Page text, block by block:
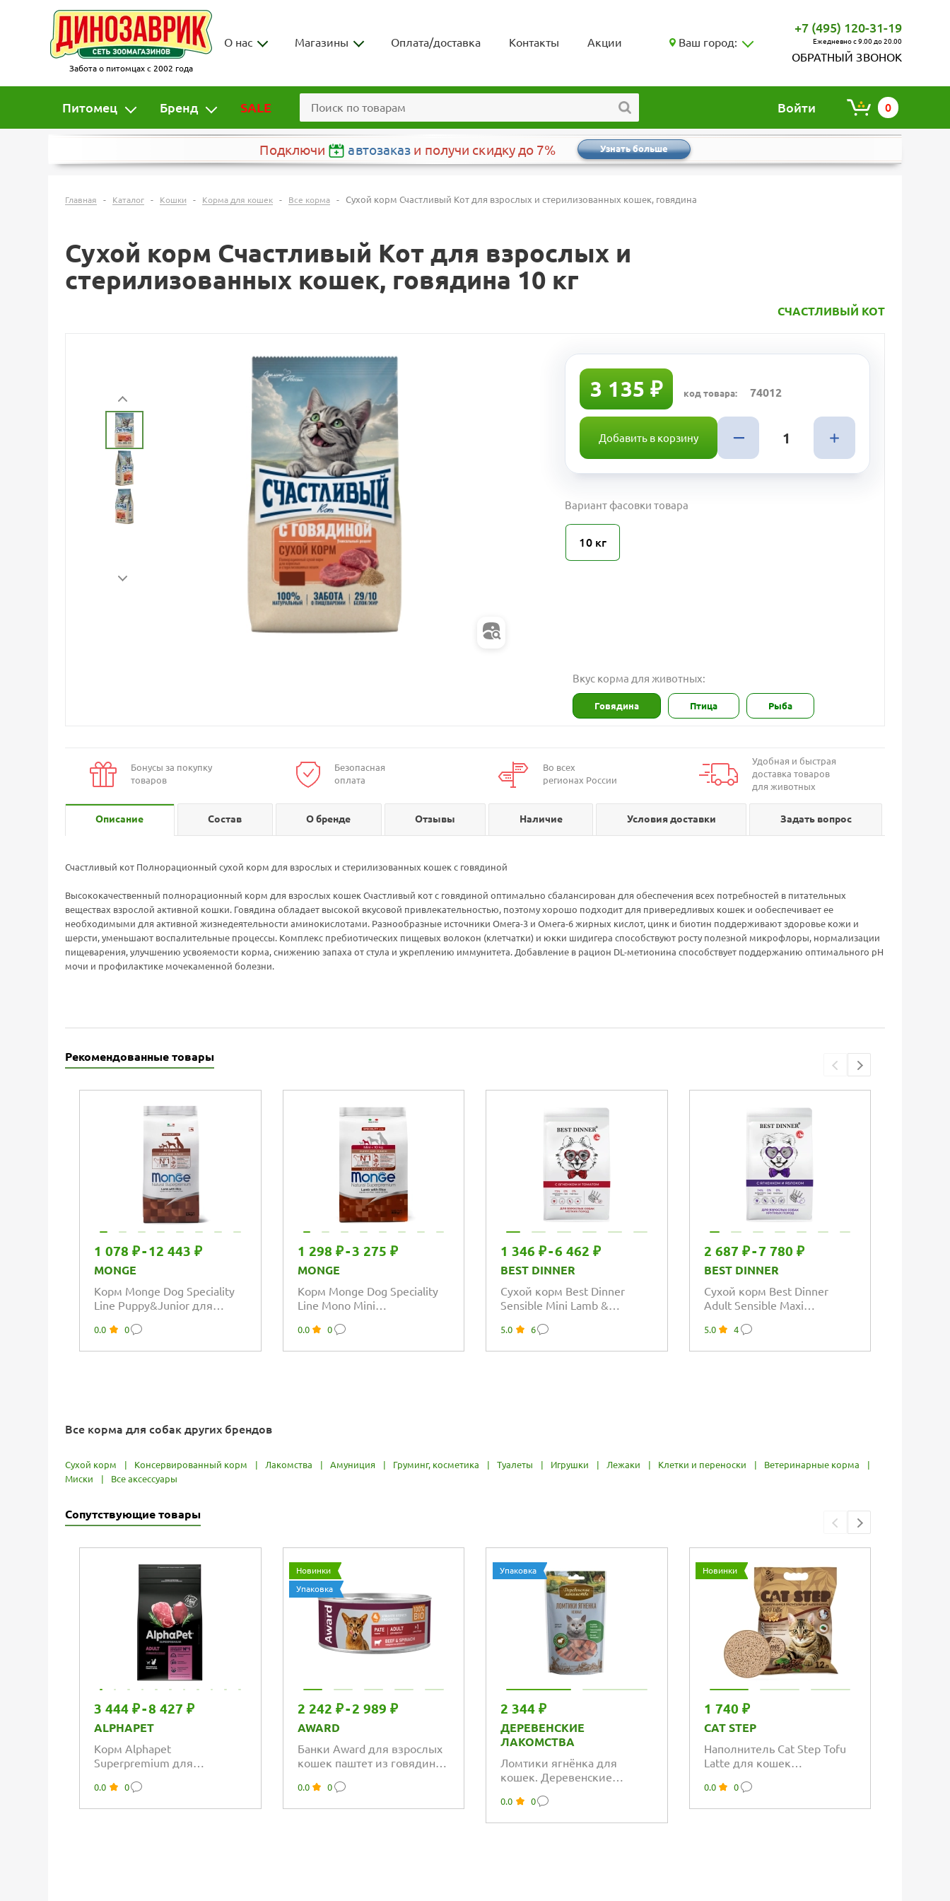
Забота о питомцах с 2002 года
О нас Магазины Оплата/доставка Контакты Акции Ваш город:
+7 (495) 120-31-19
Ежедневно с 9.00 до 20.00
ОБРАТНЫЙ ЗВОНОК
Питомец Бренд SALE Войти 0
Подключи автозаказ и получи скидку до 7% Узнать больше
Главная - Каталог - Кошки - Корма для кошек - Все корма - Сухой корм Счастливый Кот для взрослых и стерилизованных кошек, говядина
Сухой корм Счастливый Кот для взрослых и
стерилизованных кошек, говядина 10 кг
СЧАСТЛИВЫЙ КОТ
3 135 ₽ код товара: 74012
Добавить в корзину
Вариант фасовки товара
10 кг
Вкус корма для животных:
Говядина Птица Рыба
Бонусы за покупку
товаров
Безопасная
оплата
Во всех
регионах России
Удобная и быстрая
доставка товаров
для животных
Описание Состав О бренде Отзывы Наличие Условия доставки Задать вопрос
Счастливый кот Полнорационный сухой корм для взрослых и стерилизованных кошек с говядиной
Высококачественный полнорационный корм для взрослых кошек Счастливый кот с говядиной оптимально сбалансирован для обеспечения всех потребностей в питательных
веществах взрослой активной кошки. Говядина обладает высокой вкусовой привлекательностью, поэтому хорошо подходит для привередливых кошек и ообеспечивает ее
необходимыми для активной жизнедеятельности аминокислотами. Разнообразные источники Омега-3 и Омега-6 жирных кислот, цинк и биотин поддерживают здоровье кожи и
шерсти, уменьшают воспалительные процессы. Комплекс пребиотических пищевых волокон (клетчатки) и юкки шидигера способствуют росту полезной микрофлоры, нормализации
пищеварения, улучшению усвояемости корма, снижению запаха от стула и укреплению иммунитета. Добавление в рацион DL-метионина способствует поддержанию оптимального рН
мочи и профилактике мочекаменной болезни.
Рекомендованные товары
1 078 ₽-12 443 ₽
MONGE
Корм Monge Dog Speciality
Line Puppy&Junior для
пород из ягненка...
0.0 0
1 298 ₽-3 275 ₽
MONGE
Корм Monge Dog Speciality
Line Mono Mini
щенков и беременных
собак...
0.0 0
1 346 ₽-6 462 ₽
BEST DINNER
Сухой корм Best Dinner
Sensible Mini Lamb &
собак мелких пород,...
5.0 6
2 687 ₽-7 780 ₽
BEST DINNER
Сухой корм Best Dinner
Adult Sensible Maxi
собак крупных...
5.0 4
Все корма для собак других брендов
Сухой корм Консервированный корм Лакомства Амуниция Груминг, косметика Туалеты Игрушки Лежаки Клетки и переноски Ветеринарные корма
Миски
Все аксессуары
Сопутствующие товары
3 444 ₽-8 427 ₽
ALPHAPET
Корм Alphapet
Superpremium для
и котов с говядиной и
печенью
0.0 0
Новинки
Упаковка
2 242 ₽- 2 989 ₽
AWARD
Банки Award для взрослых
кошек паштет из говядины
0.0 0
Упаковка
2 344 ₽
ДЕРЕВЕНСКИЕ
ЛАКОМСТВА
Ломтики ягнёнка для
кошек. Деревенские
0.0 0
Новинки
1 740 ₽
CAT STEP
Наполнитель Cat Step Tofu
Latte для кошек
латте
0.0 0